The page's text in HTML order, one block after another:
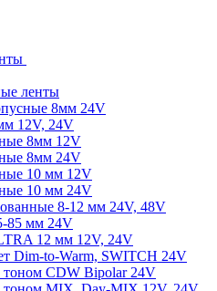
ленты
8мм 24V
12V, 24V
8мм 12V
8мм 24V
10 мм 12V
10 мм 24V
8-12 мм 24V, 48V
85 мм 24V
12 мм 12V, 24V
Dim-to-Warm, SWITCH 24V
тоном CDW Bipolar 24V